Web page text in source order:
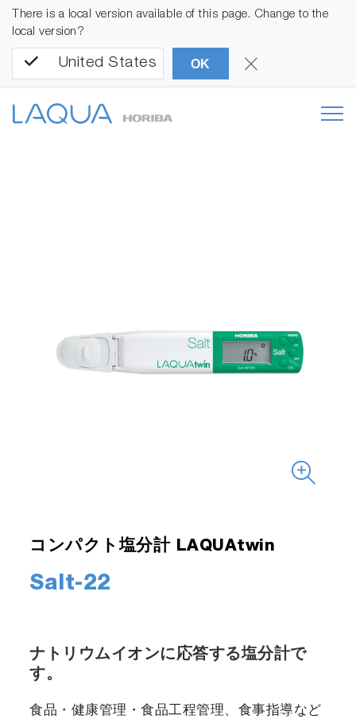
There is a local version available of this page. Change to the
local version?
United States OK
コンパクト塩分計 LAQUAtwin
Salt-22
ナトリウムイオンに応答する塩分計で
す。
食品・健康管理・食品工程管理、食事指導など